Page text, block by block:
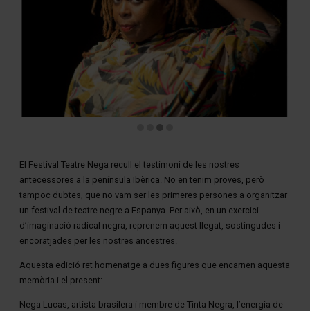
El Festival Teatre Nega recull el testimoni de les nostres
antecessores a la península Ibèrica. No en tenim proves, però
tampoc dubtes, que no vam ser les primeres persones a organitzar
un festival de teatre negre a Espanya. Per això, en un exercici
d’imaginació radical negra, reprenem aquest llegat, sostingudes i
encoratjades per les nostres ancestres.
Aquesta edició ret homenatge a dues figures que encarnen aquesta
memòria i el present:
Nega Lucas, artista brasilera i membre de Tinta Negra, l’energia de